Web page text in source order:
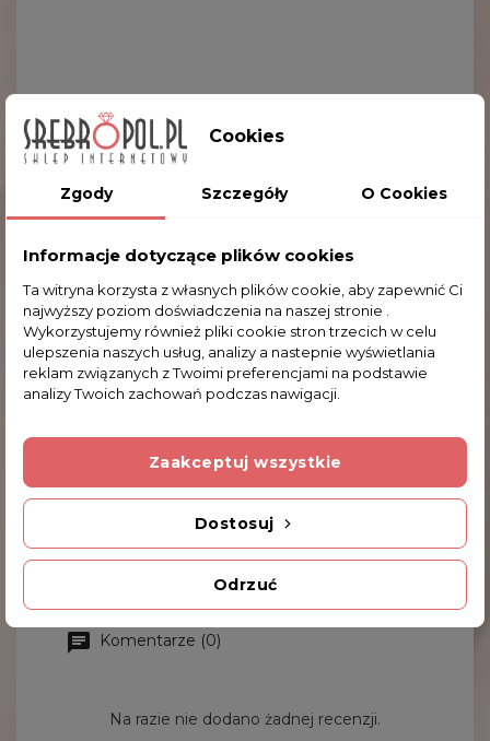
(CARMANI) 023-8570
64,56 zł
Komentarze (0)
Na razie nie dodano żadnej recenzji.
Cookies
Zgody Szczegóły O Cookies
Informacje dotyczące plików cookies
Ta witryna korzysta z własnych plików cookie, aby zapewnić Ci
najwyższy poziom doświadczenia na naszej stronie .
Wykorzystujemy również pliki cookie stron trzecich w celu
ulepszenia naszych usług, analizy a nastepnie wyświetlania
reklam związanych z Twoimi preferencjami na podstawie
analizy Twoich zachowań podczas nawigacji.
Odrzuć
Dostosuj
Zaakceptuj wszystkie